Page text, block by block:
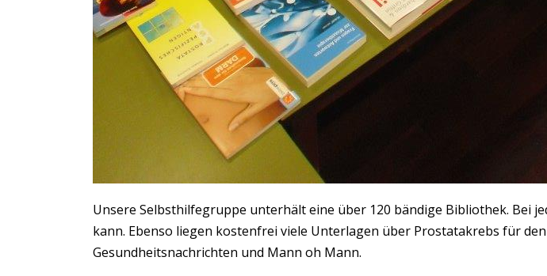
Unsere Selbsthilfegruppe unterhält eine über 120 bändige Bibliothek. Bei
kann. Ebenso liegen kostenfrei viele Unterlagen über Prostatakrebs für
Gesundheitsnachrichten und Mann oh Mann.